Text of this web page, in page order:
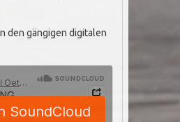
den gängigen digitalen